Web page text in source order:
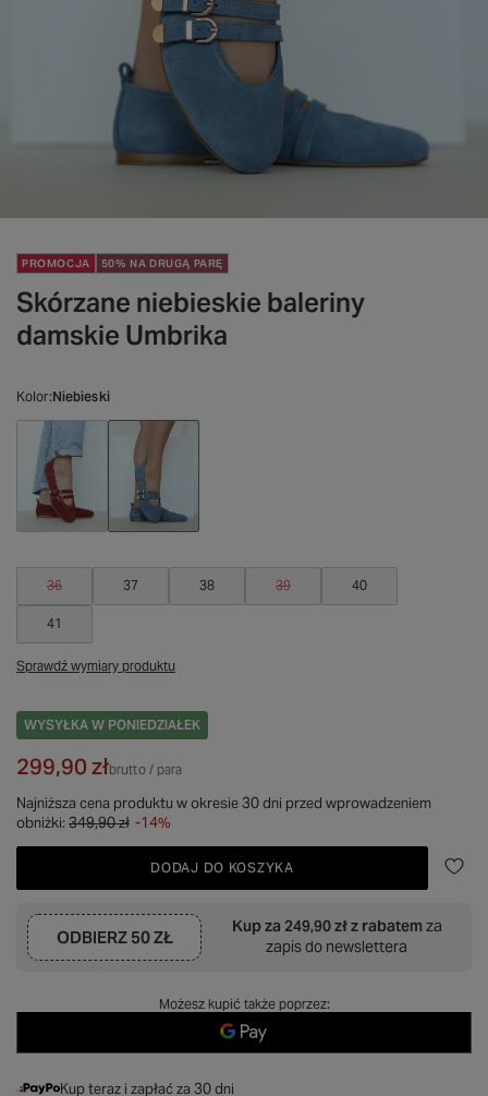
PROMOCJA 50% NA DRUGĄ PARĘ
Skórzane niebieskie baleriny
damskie Umbrika
Kolor Niebieski
36 37 38 39 40
41
Sprawdź wymiary produktu
WYSYŁKA W PONIEDZIAŁEK
299,90 złbrutto/ para
Najniższa cena produktu w okresie 30 dni przed wprowadzeniem
obniżki: 349,90 zł -14%
DODAJ DO KOSZYKA
ODBIERZ 50 ZŁ
Kup za 249,90 złz rabatem za
zapis do newslettera
Możesz kupić także poprzez:
Kup teraz i zapłać za 30 dni